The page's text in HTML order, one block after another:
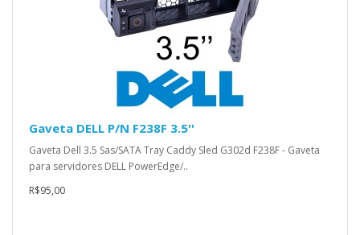
Gaveta DELL P/N F238F 3.5''
Gaveta Dell 3.5 Sas/SATA Tray Caddy Sled G302d F238F - Gaveta
para servidores DELL PowerEdge/..
R$95,00